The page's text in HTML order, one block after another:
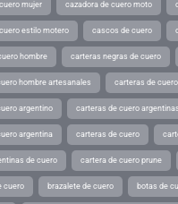
mujer cazadora de cuero moto
estilo motero cascos de cuero
hombre carteras negras de cuero
hombre artesanales carteras de
argentino carteras de cuero argentinas
argentina carteras de cuero
de cuero cartera de cuero prune
cuero brazalete de cuero botas de